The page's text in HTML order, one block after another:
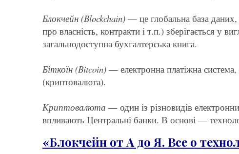
Блокчейн (Blockchain) — це глобальна база даних,
про власність, контракти і т.п.) зберігається у
загальнодоступна бухгалтерська книга.
Біткоїн (Bitcoin) — електронна платіжна
(криптовалюта).
Криптовалюта — один із різновидів
впливають Центральні банки. В основі —
«Блокчейн от А до Я. Все о